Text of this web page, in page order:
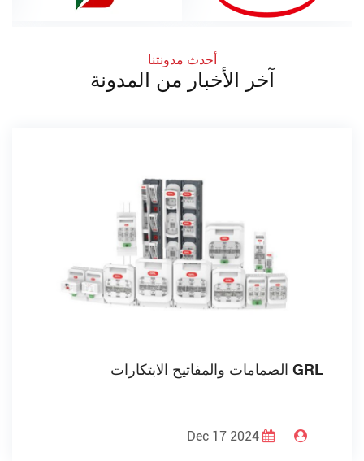
أحدث مدونتنا
آخر الأخبار من المدونة
GRL الصمامات والمفاتيح الابتكارات